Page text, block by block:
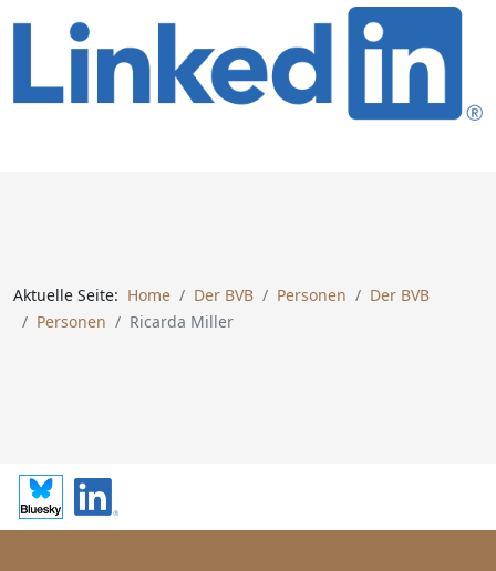
Aktuelle Seite: Home Der BVB Personen
Der BVB
Personen
Ricarda Miller